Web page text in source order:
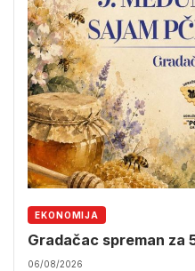
EKONOMIJA
Gradačac spreman za
06/08/2026